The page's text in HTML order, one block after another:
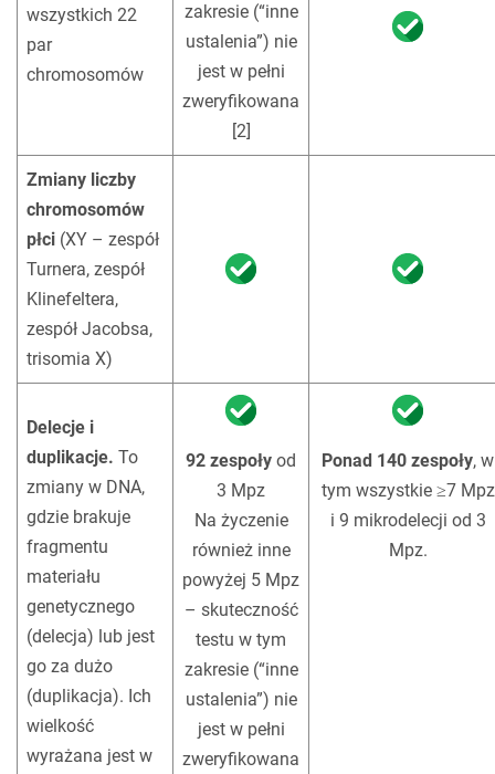
wszystkich 22
par
chromosomów
zakresie (“inne
ustalenia”) nie
jest w pełni
zweryfikowana
[2]
Zmiany liczby
chromosomów
płci (XY – zespół
Turnera, zespół
Klinefeltera,
zespół Jacobsa,
trisomia X)
Delecje i
duplikacje. To
zmiany w DNA,
gdzie brakuje
fragmentu
materiału
genetycznego
(delecja) lub jest
go za dużo
(duplikacja). Ich
wielkość
wyrażana jest w
92 zespoły od
3 Mpz
Na życzenie
również inne
powyżej 5 Mpz
– skuteczność
testu w tym
zakresie (“inne
ustalenia”) nie
jest w pełni
zweryfikowana
Ponad 140 zespoły, w
tym wszystkie ≥7 Mpz
i 9 mikrodelecji od 3
Mpz.